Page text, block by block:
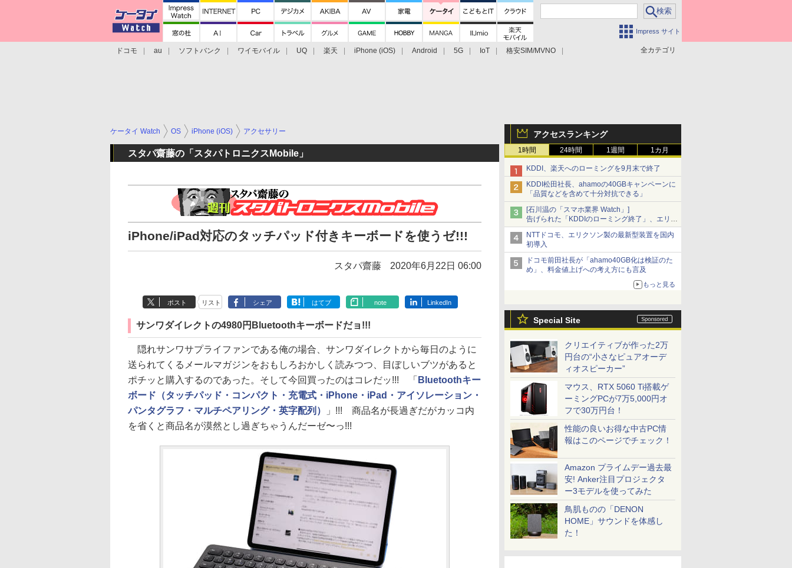
Impress サイト
全カテゴリ
ドコモ au ソフトバンク ワイモバイル UQ 楽天 iPhone (iOS) Android 5G IoT
格安SIM/MVNO
アクセスランキング
1時間 24時間 1週間 1カ月
KDDI、楽天へのローミングを9月末で終了
KDDI松田社長、ahamoの40GBキャンペーンに
「品質などを含めて十分対抗できる」
[石川温の「スマホ業界 Watch」]
告げられた「KDDIのローミング終了」、エリア
マップの落とし穴と楽天モバイルの課題
NTTドコモ、エリクソン製の最新型装置を国内
初導入
ドコモ前田社長が「ahamo40GB化は検証のた
め」、料金値上げへの考え方にも言及
もっと見る
Special Site
クリエイティブが作った2万
円台の“小さなピュアオーデ
ィオスピーカー”
マウス、RTX 5060 Ti搭載ゲ
ーミングPCが7万5,000円オ
フで30万円台！
性能の良いお得な中古PC情
報はこのページでチェック！
Amazon プライムデー過去最
安! Anker注目プロジェクタ
ー3モデルを使ってみた
鳥肌ものの「DENON
HOME」サウンドを体感し
た！
ケータイ Watch OS iPhone (iOS) アクセサリー
スタパ齋藤の「スタパトロニクスMobile」
iPhone/iPad対応のタッチパッド付きキーボードを使うゼ!!!
スタパ齋藤 2020年6月22日 06:00
ポスト リスト シェア はてブ note LinkedIn
サンワダイレクトの4980円Bluetoothキーボードだョ!!!
隠れサンワサプライファンである俺の場合、サンワダイレクトから毎日のように
送られてくるメールマガジンをおもしろおかしく読みつつ、目ぼしいブツがあると
ポチッと購入するのであった。そして今回買ったのはコレだッ!!! 「 Bluetoothキー
ボード（タッチパッド・コンパクト・充電式・iPhone・iPad・アイソレーション・
パンタグラフ・マルチペアリング・英字配列）
」!!! 商品名が長過ぎだがカッコ内
を省くと商品名が漠然とし過ぎちゃうんだーゼ〜っ!!!